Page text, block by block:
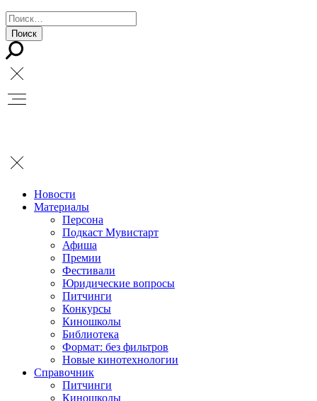
Новости
Материалы
Персона
Подкаст Мувистарт
Афиша
Премии
Фестивали
Юридические вопросы
Питчинги
Конкурсы
Киношколы
Библиотека
Формат: без фильтров
Новые кинотехнологии
Справочник
Питчинги
Киношколы